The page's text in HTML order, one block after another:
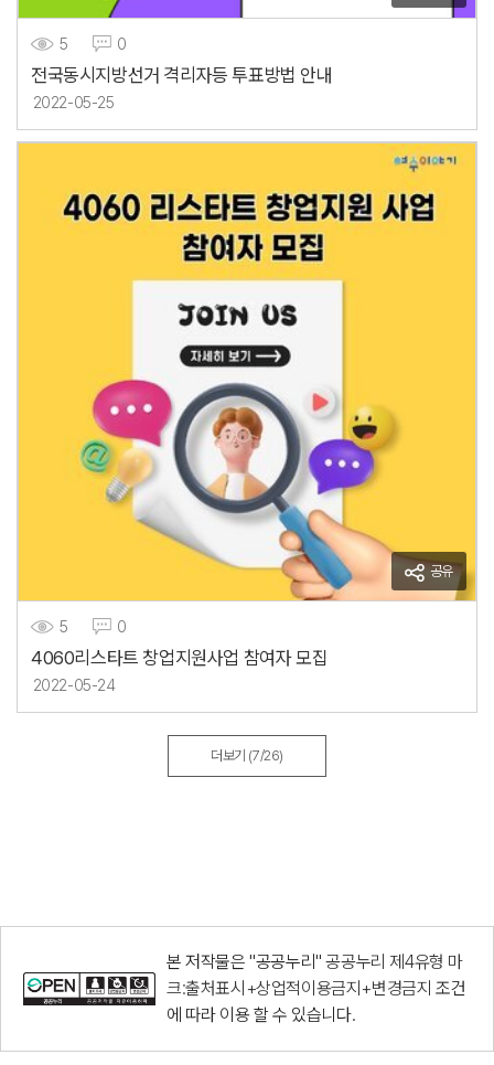
5 0
전국동시지방선거 격리자등 투표방법 안내
2022-05-25
공유
5 0
4060리스타트 창업지원사업 참여자 모집
2022-05-24
더보기 (7/26)
본 저작물은 "공공누리"공공누리 제4유형 마
크:출처표시+상업적이용금지+변경금지 조건
에 따라 이용 할 수 있습니다.